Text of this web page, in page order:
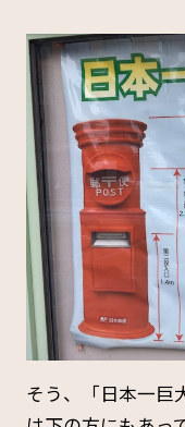
そう、「日本一巨